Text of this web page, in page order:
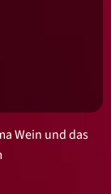
Wein und das